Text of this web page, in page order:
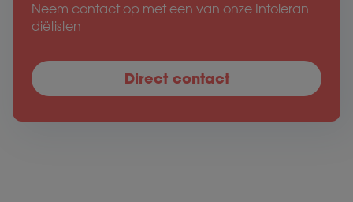
Neem contact op met een van onze Intoleran
diëtisten
Direct contact